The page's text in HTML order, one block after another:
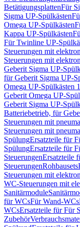
BetätigungsplattenFür
Sigma UP-Spülkästen
Omega UP-Spülkästen
Kappa UP-Spülkästen
Für Twinline UP-
Steuerungen mit
Steuerungen mit
Geberit Sigma UP-
für Geberit Sigma UP-
Omega UP-Spülkästen
Geberit Omega UP-
Geberit Sigma UP-
Batteriebetrieb, für
Steuerungen mit
Steuerungen mit
SpülungErsatzteile für
SpülungErsatzteile für
SteuerungenErsatzteile
SteuerungenRohbausets
Steuerungen mit
WC-Steuerungen mit
Sanitärmodule
für WCsFür Wand-WCs
WCsErsatzteile für Für
Zubehör